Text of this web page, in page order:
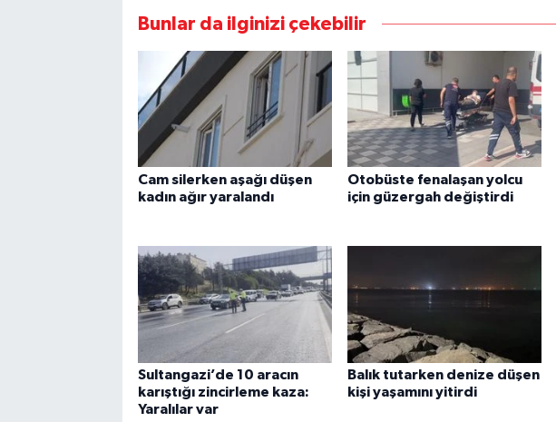
Bunlar da ilginizi çekebilir
Cam silerken aşağı düşen
kadın ağır yaralandı
Otobüste fenalaşan yolcu
için güzergah değiştirdi
Sultangazi’de 10 aracın
karıştığı zincirleme kaza:
Yaralılar var
Balık tutarken denize düşen
kişi yaşamını yitirdi